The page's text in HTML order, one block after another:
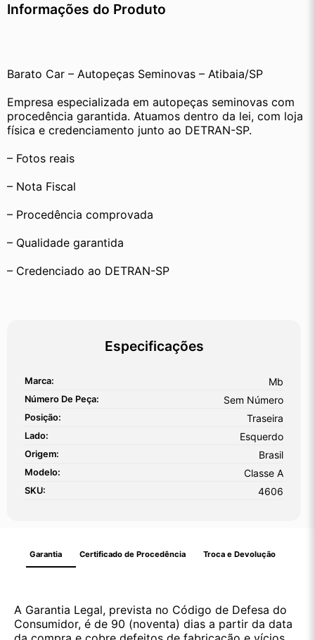
Informações do Produto
Barato Car – Autopeças Seminovas – Atibaia/SP
Empresa especializada em autopeças seminovas com
procedência garantida. Atuamos dentro da lei, com loja
física e credenciamento junto ao DETRAN-SP.
– Fotos reais
– Nota Fiscal
– Procedência comprovada
– Qualidade garantida
– Credenciado ao DETRAN-SP
Especificações
Marca: Mb
Número De Peça: Sem Número
Posição: Traseira
Lado: Esquerdo
Origem: Brasil
Modelo: Classe A
SKU: 4606
Garantia Certificado de Procedência Troca e Devolução
A Garantia Legal, prevista no Código de Defesa do
Consumidor, é de 90 (noventa) dias a partir da data